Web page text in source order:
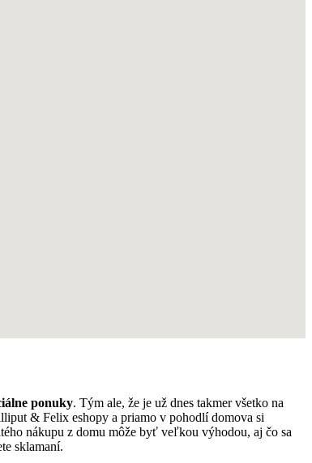
ponuky. Tým ale, že je už dnes takmer všetko na
& Felix eshopy a priamo v pohodlí domova si
nákupu z domu môže byť veľkou výhodou, aj čo sa
sklamaní.